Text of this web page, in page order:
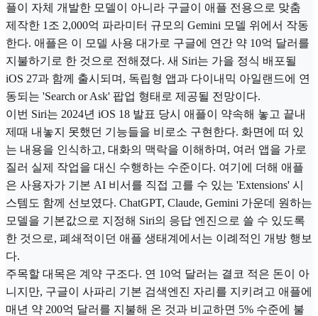
플이 자체 개발한 모델이 아니라 구글이 애플 전용으로 맞춤
제작한 1조 2,000억 파라미터 규모의 Gemini 모델 위에서 작동
한다. 애플은 이 모델 사용 대가로 구글에 연간 약 10억 달러를
지불하기로 한 것으로 전해졌다. 새 Siri는 가을 정식 배포될
iOS 27과 함께 출시되며, 독립형 앱과 다이내믹 아일랜드에 연
동되는 'Search or Ask' 팝업 형태로 제공될 전망이다.
이번 Siri는 2024년 iOS 18 발표 당시 애플이 약속해 놓고 끝내
제때 내놓지 못했던 기능들을 비로소 구현한다. 화면에 떠 있
는 내용을 인식하고, 대화의 맥락을 이해하며, 여러 앱을 가로
질러 실제 작업을 대신 수행하는 수준이다. 여기에 더해 애플
은 사용자가 기본 AI 비서를 직접 고를 수 있는 'Extensions' 시
스템도 함께 선보였다. ChatGPT, Claude, Gemini 가운데 원하는
모델을 기본값으로 지정해 Siri의 응답 엔진으로 쓸 수 있도록
한 것으로, 폐쇄적이던 애플 생태계에서는 이례적인 개방 행보
다.
주목할 대목은 계약 구조다. 연 10억 달러는 결코 적은 돈이 아
니지만, 구글이 사파리 기본 검색엔진 자리를 지키려고 애플에
매년 약 200억 달러를 지불해 온 것과 비교하면 5% 수준에 불